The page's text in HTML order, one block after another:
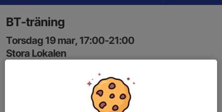
BT-träning
Torsdag 19 mar, 17:00-21:00
Stora Lokalen
Ungdomsträning 17.30-18.30
Seniorträning 18.30-21.00